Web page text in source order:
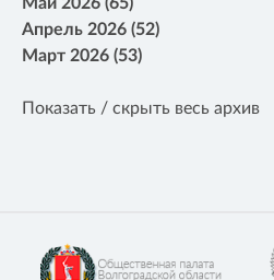
Апрель 2026 (52)
Март 2026 (53)
Показать / скрыть весь архив